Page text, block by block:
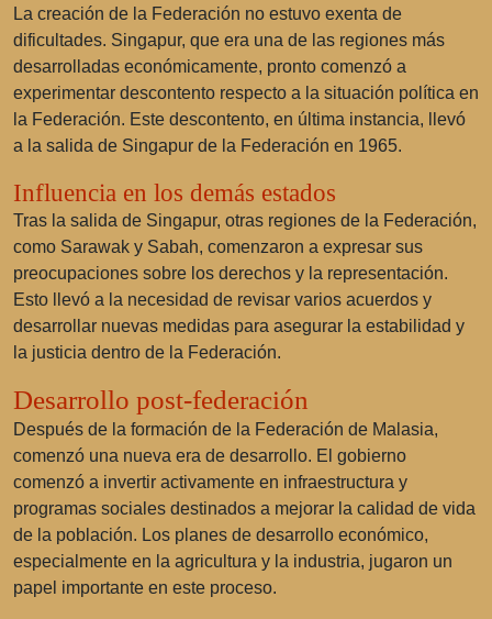
La creación de la Federación no estuvo exenta de
dificultades. Singapur, que era una de las regiones más
desarrolladas económicamente, pronto comenzó a
experimentar descontento respecto a la situación política en
la Federación. Este descontento, en última instancia, llevó
a la salida de Singapur de la Federación en 1965.
Influencia en los demás estados
Tras la salida de Singapur, otras regiones de la Federación,
como Sarawak y Sabah, comenzaron a expresar sus
preocupaciones sobre los derechos y la representación.
Esto llevó a la necesidad de revisar varios acuerdos y
desarrollar nuevas medidas para asegurar la estabilidad y
la justicia dentro de la Federación.
Desarrollo post-federación
Después de la formación de la Federación de Malasia,
comenzó una nueva era de desarrollo. El gobierno
comenzó a invertir activamente en infraestructura y
programas sociales destinados a mejorar la calidad de vida
de la población. Los planes de desarrollo económico,
especialmente en la agricultura y la industria, jugaron un
papel importante en este proceso.